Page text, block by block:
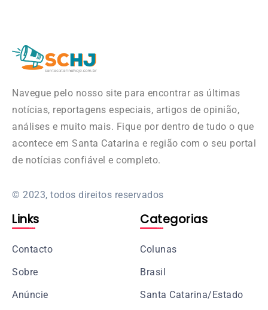
Navegue pelo nosso site para encontrar as últimas
notícias, reportagens especiais, artigos de opinião,
análises e muito mais. Fique por dentro de tudo o que
acontece em Santa Catarina e região com o seu portal
de notícias confiável e completo.
© 2023, todos direitos reservados
Links
Contacto
Sobre
Anúncie
Categorias
Colunas
Brasil
Santa Catarina/Estado